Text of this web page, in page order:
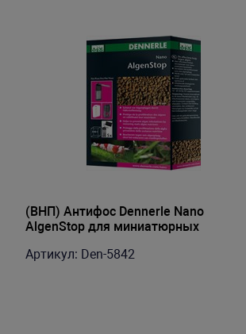
(ВНП) Антифос Dennerle Nano
AlgenStop для миниатюрных
Артикул: Den-5842